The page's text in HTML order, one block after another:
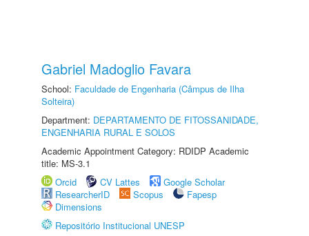
Gabriel Madoglio Favara
School: Faculdade de Engenharia (Câmpus de Ilha
Solteira)
Department: DEPARTAMENTO DE FITOSSANIDADE,
ENGENHARIA RURAL E SOLOS
Academic Appointment Category: RDIDP Academic
title: MS-3.1
Orcid
CV Lattes
Google Scholar
ResearcherID
Scopus
Fapesp
Dimensions
Repositório Institucional UNESP